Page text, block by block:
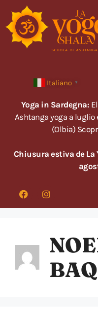
Italiano ▼
Yoga in Sardegna:
Ashtanga yoga a luglio
(Olbia)
Chiusura estiva de La